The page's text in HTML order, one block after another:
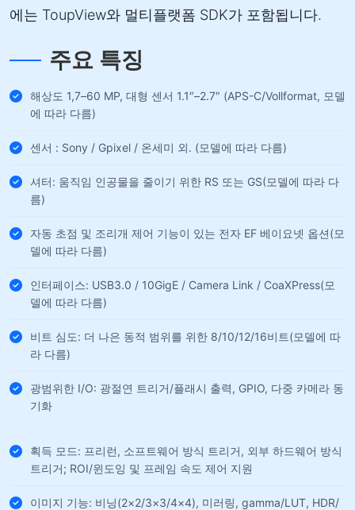
에는 ToupView와 멀티플랫폼 SDK가 포함됩니다.
주요 특징
해상도 1,7–60 MP, 대형 센서 1.1″–2.7″ (APS-C/Vollformat, 모델
에 따라 다름)
센서 : Sony / Gpixel / 온세미 외. (모델에 따라 다름)
셔터: 움직임 인공물을 줄이기 위한 RS 또는 GS(모델에 따라 다
름)
자동 초점 및 조리개 제어 기능이 있는 전자 EF 베이요넷 옵션(모
델에 따라 다름)
인터페이스: USB3.0 / 10GigE / Camera Link / CoaXPress(모
델에 따라 다름)
비트 심도: 더 나은 동적 범위를 위한 8/10/12/16비트(모델에 따
라 다름)
광범위한 I/O: 광절연 트리거/플래시 출력, GPIO, 다중 카메라 동
기화
획득 모드: 프리런, 소프트웨어 방식 트리거, 외부 하드웨어 방식
트리거; ROI/윈도잉 및 프레임 속도 제어 지원
이미지 기능: 비닝(2×2/3×3/4×4), 미러링, gamma/LUT, HDR/